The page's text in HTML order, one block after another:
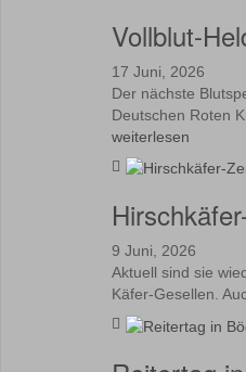
Vollblut-
17 Juni, 2026
Der nächste
Deutschen Roten
weiterlesen
9 Juni, 2026
Aktuell sind sie
Käfer-Gesellen.